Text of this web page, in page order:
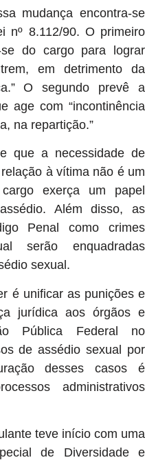
mudança encontra-se
nº 8.112/90. O primeiro
do cargo para lograr
em detrimento da
O segundo prevê a
age com “incontinência
na repartição.”
que a necessidade de
à vítima não é um
exerça um papel
Além disso, as
Penal como crimes
serão enquadradas
sexual.
é unificar as punições e
jurídica aos órgãos e
Pública Federal no
de assédio sexual por
desses casos é
administrativos
teve início com uma
de Diversidade e